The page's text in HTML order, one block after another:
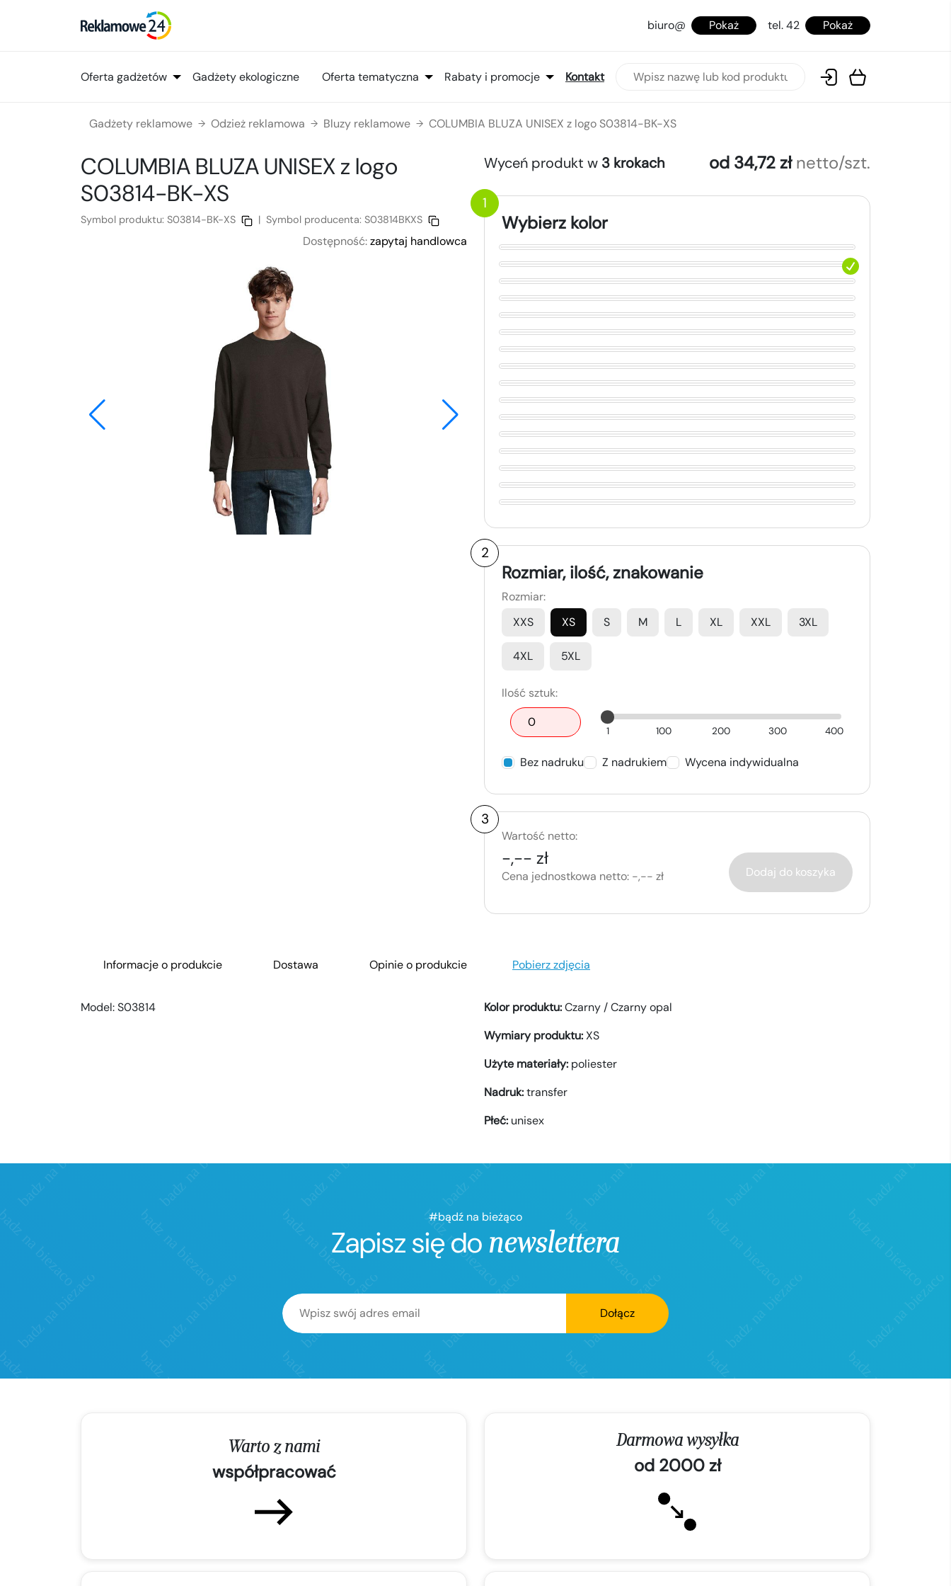
biuro@ Pokaż tel. 42 Pokaż
Oferta gadżetów Gadżety ekologiczne Oferta tematyczna Rabaty i promocje Kontakt
Gadżety reklamowe → Odzież reklamowa → Bluzy reklamowe → COLUMBIA BLUZA UNISEX z logo S03814-BK-XS
COLUMBIA BLUZA UNISEXz logo
S03814-BK-XS
Symbol produktu: S03814-BK-XS | Symbol producenta: S03814BKXS
Dostępność:zapytaj handlowca
Wyceń produkt w 3 krokach od 34,72 zł netto/szt.
1
Wybierz kolor
2
Rozmiar, ilość, znakowanie
Rozmiar:
XXS
XS S M L XL XXL 3XL
4XL 5XL
Ilość sztuk:
1 100 200 300 400
Bez nadruku Z nadrukiem Wycena indywidualna
3
Wartość netto:
-,-- zł
Cena jednostkowa netto: -,-- zł Dodaj do koszyka
Informacje o produkcie Dostawa Opinie o produkcie Pobierz zdjęcia
Model:S03814 Kolor produktu:Czarny / Czarny opal
Wymiary produktu:XS
Użyte materiały: poliester
Nadruk:transfer
Płeć: unisex
#bądź na bieżąco
Zapisz się do newslettera
Dołącz
Warto z nami
współpracować
Darmowa wysyłka
od 2000 zł